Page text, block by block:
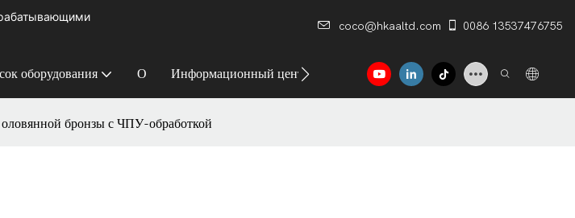
coco@hkaaltd.com 0086 13537476755
оборудования О Информационный центр Контакт
оловянной бронзы с ЧПУ-обработкой